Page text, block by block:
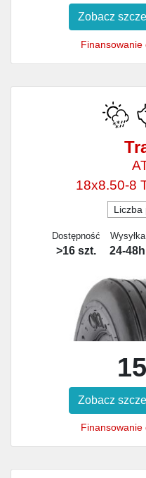
Zobacz
Finansowanie
18x8.50-8
Liczba
Dostępność
>16 szt.
Wysyłka
24-48h
Zobacz
Finansowanie